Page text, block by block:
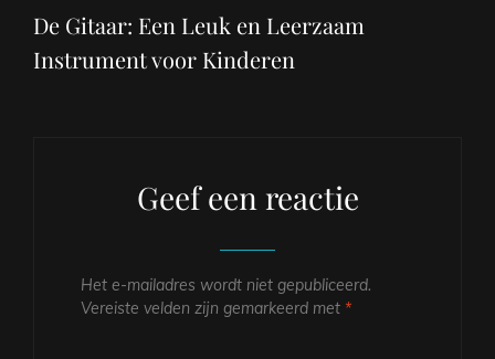
bericht
De Gitaar: Een Leuk en Leerzaam
Instrument voor Kinderen
Geef een reactie
Het e-mailadres wordt niet gepubliceerd.
Vereiste velden zijn gemarkeerd met *